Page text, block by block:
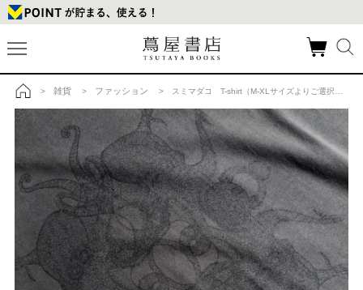
トップ
> 雑貨 > ファッション > スミマダコ T-shirt（M-XLサイズよりご選択ください）の商品詳細